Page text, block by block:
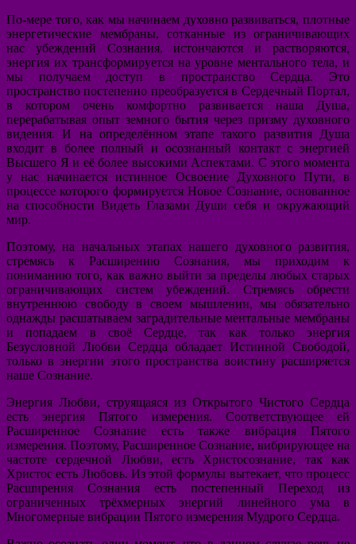
По-мере того, как мы начинаем духовно развиваться, плотные
энергетические мембраны, сотканные из ограничивающих
нас убеждений Сознания, истончаются и растворяются,
энергия их трансформируется на уровне ментального тела, и
мы получаем доступ в пространство Сердца. Это
пространство постепенно преобразуется в Сердечный Портал,
в котором очень комфортно развивается наша Душа,
перерабатывая опыт земного бытия через призму духовного
видения. И на определённом этапе такого развития Душа
входит в более полный и осознанный контакт с энергией
Высшего Я и её более высокими Аспектами. С этого момента
у нас начинается истинное Освоение Духовного Пути, в
процессе которого формируется Новое Сознание, основанное
на способности Видеть Глазами Души себя и окружающий
мир.
Поэтому, на начальных этапах нашего духовного развития,
стремясь к Расширению Сознания, мы приходим к
пониманию того, как важно выйти за пределы любых старых
ограничивающих систем убеждений. Стремясь обрести
внутреннюю свободу в своем мышлении, мы обязательно
однажды расшатываем заградительные ментальные мембраны
и попадаем в своё Сердце, так как только энергия
Безусловной Любви Сердца обладает Истинной Свободой,
только в энергии этого пространства воистину расширяется
наше Сознание.
Энергия Любви, струящаяся из Открытого Чистого Сердца
есть энергия Пятого измерения. Соответствующее ей
Расширенное Сознание есть также вибрация Пятого
измерения. Поэтому, Расширенное Сознание, вибрирующее на
частоте сердечной Любви, есть Христосознание, так как
Христос есть Любовь. Из этой формулы вытекает, что процесс
Расширения Сознания есть постепенный Переход из
ограниченных трёхмерных энергий линейного ума в
Многомерные вибрации Пятого измерения Мудрого Сердца.